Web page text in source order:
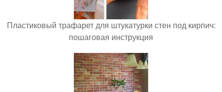
Пластиковый трафарет для штукатурки стен под кирпич:
пошаговая инструкция